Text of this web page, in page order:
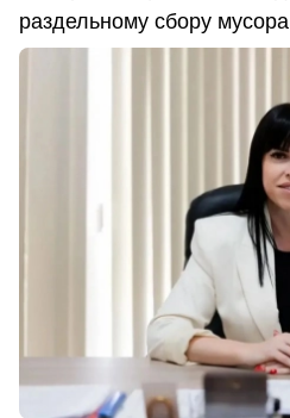
раздельному сбору мусора